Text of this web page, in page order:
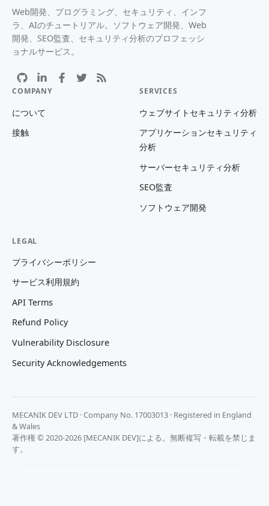
Web開発、プログラミング、セキュリティ、インフ
ラ、AIのチュートリアル。ソフトウェア開発、Web
開発、SEO監査、セキュリティ分析のプロフェッシ
ョナルサービス。
COMPANY
について
接触
SERVICES
ウェブサイトセキュリティ分析
アプリケーションセキュリティ
分析
サーバーセキュリティ分析
SEO監査
ソフトウェア開発
LEGAL
プライバシーポリシー
サービス利用規約
API Terms
Refund Policy
Vulnerability Disclosure
Security Acknowledgements
MECANIK DEV LTD · Company No. 17003013 · Registered in England
& Wales
著作権 © 2020-2026 [MECANIK DEV]による。無断複写・転載を禁じま
す。